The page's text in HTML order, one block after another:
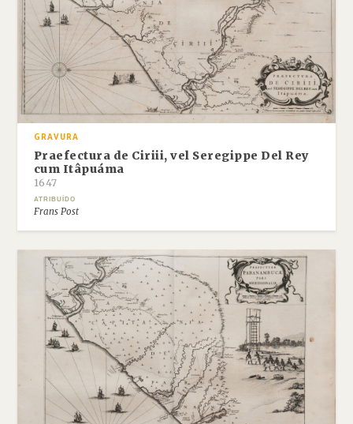
GRAVURA
Praefectura de Ciriii, vel Seregippe Del Rey
cum Itâpuáma
1647
ATRIBUÍDO
Frans Post